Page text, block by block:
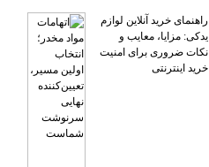
راهنمای خرید آنلاین لوازم
یدکی: مزایا، معایب و
نکات ضروری برای امنیت
خرید اینترنتی